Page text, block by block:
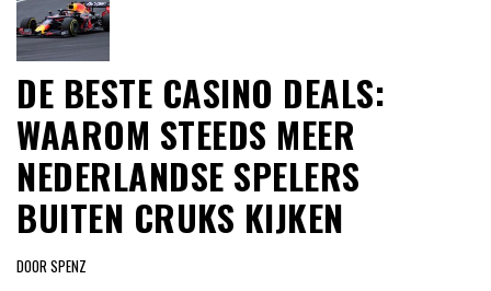
DE BESTE CASINO DEALS:
WAAROM STEEDS MEER
NEDERLANDSE SPELERS
BUITEN CRUKS KIJKEN
DOOR SPENZ